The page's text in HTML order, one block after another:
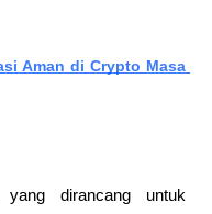
Aman di Crypto Masa
dirancang untuk